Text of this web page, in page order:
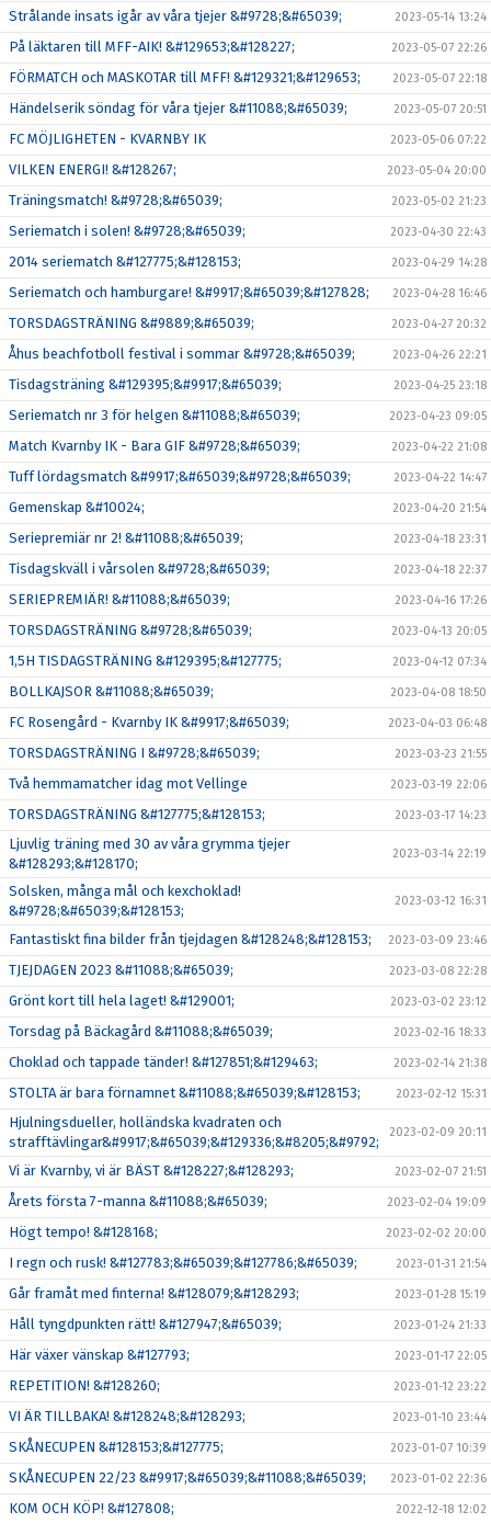
Strålande insats igår av våra tjejer &#9728;&#65039; 2023-05-14 13:24
På läktaren till MFF-AIK! &#129653;&#128227; 2023-05-07 22:26
FÖRMATCH och MASKOTAR till MFF! &#129321;&#129653; 2023-05-07 22:18
Händelserik söndag för våra tjejer &#11088;&#65039; 2023-05-07 20:51
FC MÖJLIGHETEN - KVARNBY IK 2023-05-06 07:22
VILKEN ENERGI! &#128267; 2023-05-04 20:00
Träningsmatch! &#9728;&#65039; 2023-05-02 21:23
Seriematch i solen! &#9728;&#65039; 2023-04-30 22:43
2014 seriematch &#127775;&#128153; 2023-04-29 14:28
Seriematch och hamburgare! &#9917;&#65039;&#127828; 2023-04-28 16:46
TORSDAGSTRÄNING &#9889;&#65039; 2023-04-27 20:32
Åhus beachfotboll festival i sommar &#9728;&#65039; 2023-04-26 22:21
Tisdagsträning &#129395;&#9917;&#65039; 2023-04-25 23:18
Seriematch nr 3 för helgen &#11088;&#65039; 2023-04-23 09:05
Match Kvarnby IK - Bara GIF &#9728;&#65039; 2023-04-22 21:08
Tuff lördagsmatch &#9917;&#65039;&#9728;&#65039; 2023-04-22 14:47
Gemenskap &#10024; 2023-04-20 21:54
Seriepremiär nr 2! &#11088;&#65039; 2023-04-18 23:31
Tisdagskväll i vårsolen &#9728;&#65039; 2023-04-18 22:37
SERIEPREMIÄR! &#11088;&#65039; 2023-04-16 17:26
TORSDAGSTRÄNING &#9728;&#65039; 2023-04-13 20:05
1,5H TISDAGSTRÄNING &#129395;&#127775; 2023-04-12 07:34
BOLLKAJSOR &#11088;&#65039; 2023-04-08 18:50
FC Rosengård - Kvarnby IK &#9917;&#65039; 2023-04-03 06:48
TORSDAGSTRÄNING I &#9728;&#65039; 2023-03-23 21:55
Två hemmamatcher idag mot Vellinge 2023-03-19 22:06
TORSDAGSTRÄNING &#127775;&#128153; 2023-03-17 14:23
Ljuvlig träning med 30 av våra grymma tjejer
&#128293;&#128170;
2023-03-14 22:19
Solsken, många mål och kexchoklad!
&#9728;&#65039;&#128153;
2023-03-12 16:31
Fantastiskt fina bilder från tjejdagen &#128248;&#128153; 2023-03-09 23:46
TJEJDAGEN 2023 &#11088;&#65039; 2023-03-08 22:28
Grönt kort till hela laget! &#129001; 2023-03-02 23:12
Torsdag på Bäckagård &#11088;&#65039; 2023-02-16 18:33
Choklad och tappade tänder! &#127851;&#129463; 2023-02-14 21:38
STOLTA är bara förnamnet &#11088;&#65039;&#128153; 2023-02-12 15:31
Hjulningsdueller, holländska kvadraten och
strafftävlingar&#9917;&#65039;&#129336;&#8205;&#9792;
2023-02-09 20:11
Vi är Kvarnby, vi är BÄST &#128227;&#128293; 2023-02-07 21:51
Årets första 7-manna &#11088;&#65039; 2023-02-04 19:09
Högt tempo! &#128168; 2023-02-02 20:00
I regn och rusk! &#127783;&#65039;&#127786;&#65039; 2023-01-31 21:54
Går framåt med finterna! &#128079;&#128293; 2023-01-28 15:19
Håll tyngdpunkten rätt! &#127947;&#65039; 2023-01-24 21:33
Här växer vänskap &#127793; 2023-01-17 22:05
REPETITION! &#128260; 2023-01-12 23:22
VI ÄR TILLBAKA! &#128248;&#128293; 2023-01-10 23:44
SKÅNECUPEN &#128153;&#127775; 2023-01-07 10:39
SKÅNECUPEN 22/23 &#9917;&#65039;&#11088;&#65039; 2023-01-02 22:36
KOM OCH KÖP! &#127808; 2022-12-18 12:02